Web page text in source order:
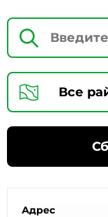
Адрес